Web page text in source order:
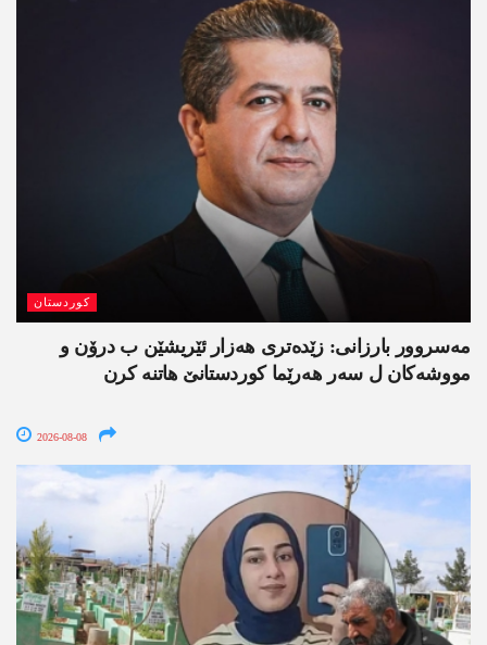
کوردستان
مەسروور بارزانی: زێدەتری ھەزار ئێریشێن ب درۆن و
مووشەکان ل سەر ھەرێما کوردستانێ ھاتنە کرن
2026-08-08